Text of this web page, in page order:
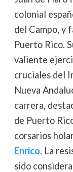
colonial
del Campo, y
Puerto Rico.
valiente
cruciales del
Nueva
carrera,
de Puerto
corsarios
Enrico. La
sido